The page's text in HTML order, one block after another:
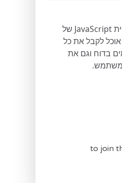
אני מחפש פונקציית JavaScript של
לקבל את כל
בדוח וגם את
to join